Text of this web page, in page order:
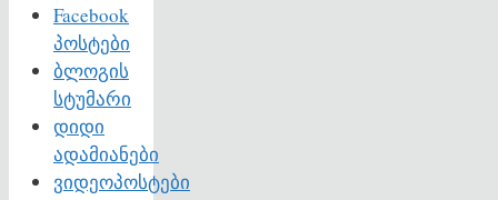
Facebook
პოსტები
ბლოგის
სტუმარი
დიდი
ადამიანები
ვიდეოპოსტები